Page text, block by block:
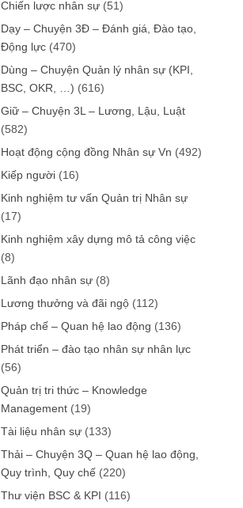
Chiến lược nhân sự (51)
Dạy – Chuyện 3Đ – Đánh giá, Đào tạo,
Động lực (470)
Dùng – Chuyện Quản lý nhân sự (KPI,
BSC, OKR, …) (616)
Giữ – Chuyện 3L – Lương, Lậu, Luật
(582)
Hoạt động cộng đồng Nhân sự Vn (492)
Kiếp người (16)
Kinh nghiệm tư vấn Quản trị Nhân sự
(17)
Kinh nghiệm xây dựng mô tả công việc
(8)
Lãnh đạo nhân sự (8)
Lương thưởng và đãi ngộ (112)
Pháp chế – Quan hệ lao động (136)
Phát triển – đào tạo nhân sự nhân lực
(56)
Quản trị tri thức – Knowledge
Management (19)
Tài liệu nhân sự (133)
Thải – Chuyện 3Q – Quan hệ lao động,
Quy trình, Quy chế (220)
Thư viện BSC & KPI (116)